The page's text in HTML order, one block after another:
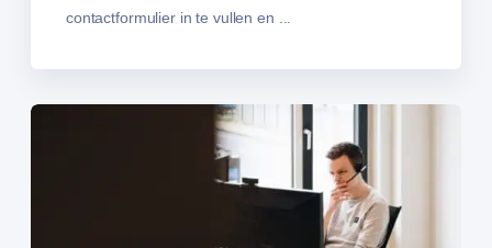
contactformulier in te vullen en ...